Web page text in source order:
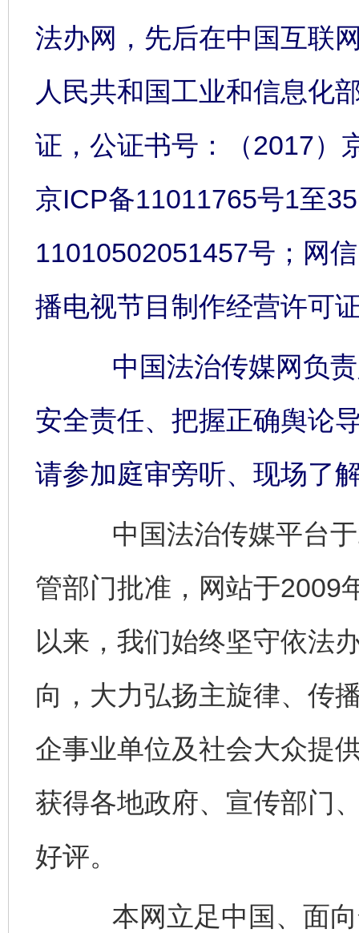
法办网，先后在中国互联
人民共和国工业和信息化
证，公证书号：（2017）
京ICP备11011765号1至
11010502051457号；网
播电视节目制作经营许可
中国法治传媒网负责
安全责任、把握正确舆论
请参加庭审旁听、现场了
中国法治传媒平台于
管部门批准，网站于2009
以来，我们始终坚守依法
向，大力弘扬主旋律、传
企事业单位及社会大众提
获得各地政府、宣传部门
好评。
本网立足中国、面向